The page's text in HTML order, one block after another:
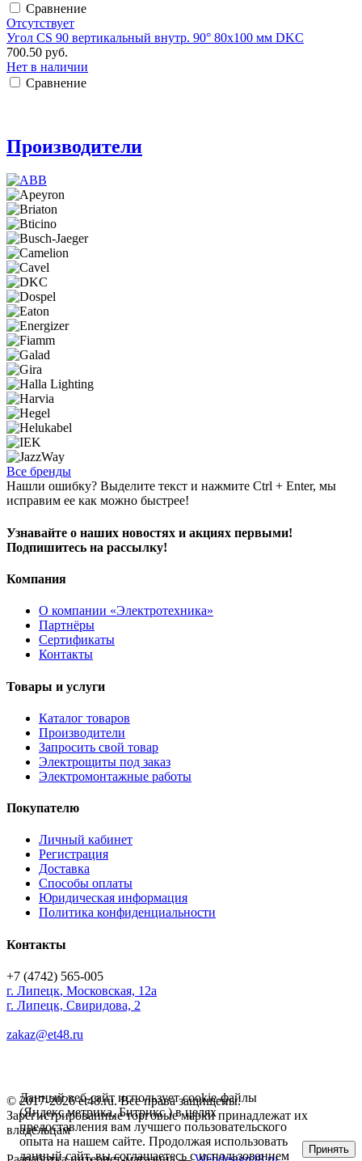
Сравнение
Отсутствует
Угол CS 90 вертикальный внутр. 90° 80х100 мм DKC
700.50 руб.
Нет в наличии
Сравнение
Производители
Все бренды
Нашли ошибку? Выделите текст и нажмите Ctrl + Enter, мы
исправим ее как можно быстрее!
Узнавайте о наших новостях и акциях первыми!
Подпишитесь на рассылку!
Компания
О компании «Электротехника»
Партнёры
Сертификаты
Контакты
Товары и услуги
Каталог товаров
Производители
Запросить свой товар
Электрощиты под заказ
Электромонтажные работы
Покупателю
Личный кабинет
Регистрация
Доставка
Способы оплаты
Юридическая информация
Политика конфиденциальности
Контакты
+7 (4742) 565-005
г. Липецк, Московская, 12а
г. Липецк, Свиридова, 2
zakaz@et48.ru
© 2017-2026 et48.ru. Все права защищены.
Зарегистрированные торговые марки принадлежат их
владельцам
Данный веб-сайт использует cookie-файлы
(Яндекс метрика, Битрикс ) в целях
предоставления вам лучшего пользовательского
опыта на нашем сайте. Продолжая использовать
данный сайт, вы соглашаетесь с использованием
Принять